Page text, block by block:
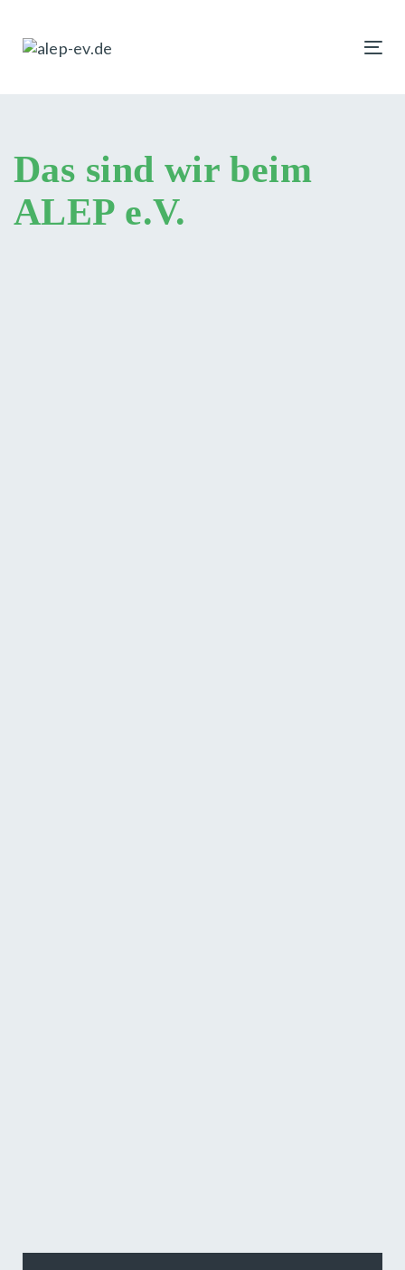
überspringen
Navigation
springen
Das sind wir beim
ALEP e.V.